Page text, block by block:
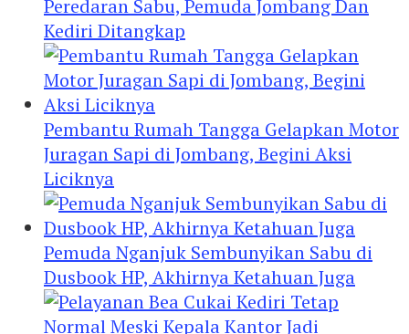
Peredaran Sabu, Pemuda Jombang Dan
Kediri Ditangkap
Pembantu Rumah Tangga Gelapkan Motor
Juragan Sapi di Jombang, Begini Aksi
Liciknya
Pemuda Nganjuk Sembunyikan Sabu di
Dusbook HP, Akhirnya Ketahuan Juga